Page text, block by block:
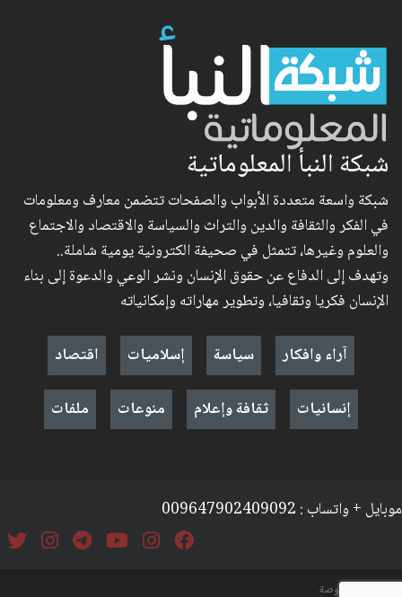
شبكة النبأ المعلوماتية
شبكة واسعة متعددة الأبواب والصفحات تتضمن معارف ومعلومات
في الفكر والثقافة والدين والتراث والسياسة والاقتصاد والاجتماع
والعلوم وغيرها، تتمثل في صحيفة الكترونية يومية شاملة..
وتهدف إلى الدفاع عن حقوق الإنسان ونشر الوعي والدعوة إلى بناء
الإنسان فكريا وثقافيا، وتطوير مهاراته وإمكانياته
آراء وافكار
سياسة إسلاميات
اقتصاد
إنسانيات
ثقافة وإعلام منوعات ملفات
موبايل + واتساب : 009647902409092
السياسة والخصوصة